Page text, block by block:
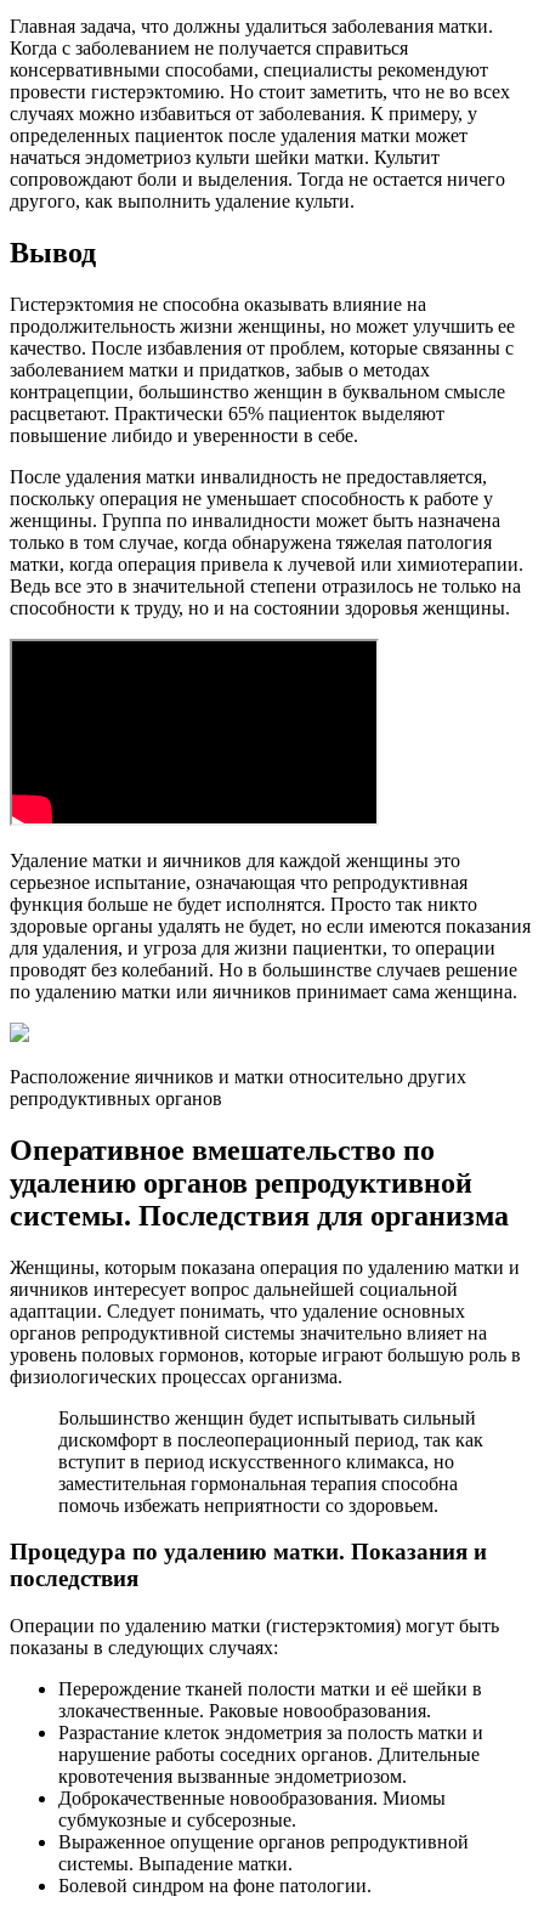
Главная задача, что должны удалиться заболевания матки.
Когда с заболеванием не получается справиться
консервативными способами, специалисты рекомендуют
провести гистерэктомию. Но стоит заметить, что не во всех
случаях можно избавиться от заболевания. К примеру, у
определенных пациенток после удаления матки может
начаться эндометриоз культи шейки матки. Культит
сопровождают боли и выделения. Тогда не остается ничего
другого, как выполнить удаление культи.
Вывод
Гистерэктомия не способна оказывать влияние на
продолжительность жизни женщины, но может улучшить ее
качество. После избавления от проблем, которые связанны с
заболеванием матки и придатков, забыв о методах
контрацепции, большинство женщин в буквальном смысле
расцветают. Практически 65% пациенток выделяют
повышение либидо и уверенности в себе.
После удаления матки инвалидность не предоставляется,
поскольку операция не уменьшает способность к работе у
женщины. Группа по инвалидности может быть назначена
только в том случае, когда обнаружена тяжелая патология
матки, когда операция привела к лучевой или химиотерапии.
Ведь все это в значительной степени отразилось не только на
способности к труду, но и на состоянии здоровья женщины.
Удаление матки и яичников для каждой женщины это
серьезное испытание, означающая что репродуктивная
функция больше не будет исполнятся. Просто так никто
здоровые органы удалять не будет, но если имеются показания
для удаления, и угроза для жизни пациентки, то операции
проводят без колебаний. Но в большинстве случаев решение
по удалению матки или яичников принимает сама женщина.
Расположение яичников и матки относительно других
репродуктивных органов
Оперативное вмешательство по
удалению органов репродуктивной
системы. Последствия для организма
Женщины, которым показана операция по удалению матки и
яичников интересует вопрос дальнейшей социальной
адаптации. Следует понимать, что удаление основных
органов репродуктивной системы значительно влияет на
уровень половых гормонов, которые играют большую роль в
физиологических процессах организма.
Большинство женщин будет испытывать сильный
дискомфорт в послеоперационный период, так как
вступит в период искусственного климакса, но
заместительная гормональная терапия способна
помочь избежать неприятности со здоровьем.
Процедура по удалению матки. Показания и
последствия
Операции по удалению матки (гистерэктомия) могут быть
показаны в следующих случаях:
Перерождение тканей полости матки и её шейки в
злокачественные. Раковые новообразования.
Разрастание клеток эндометрия за полость матки и
нарушение работы соседних органов. Длительные
кровотечения вызванные эндометриозом.
Доброкачественные новообразования. Миомы
субмукозные и субсерозные.
Выраженное опущение органов репродуктивной
системы. Выпадение матки.
Болевой синдром на фоне патологии.